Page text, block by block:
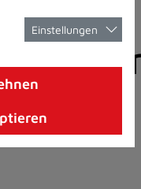
Einstellungen